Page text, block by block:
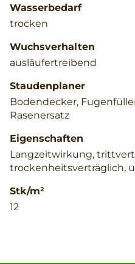
Wasserbedarf
trocken
Wuchsverhalten
ausläufertreibend
Staudenplaner
Bodendecker,
Rasenersatz
Eigenschaften
Langzeitwirkung,
trockenheitsverträglich,
Stk/m²
12